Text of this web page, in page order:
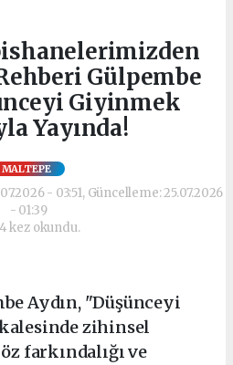
Gülpembe
Giyinmek
Yayında!
MALTEPE
- 03:51, Güncelleme: 25.07.2026
- 01:39
kez okundu.
Aydın, "Düşünceyi
zihinsel
farkındalığı ve